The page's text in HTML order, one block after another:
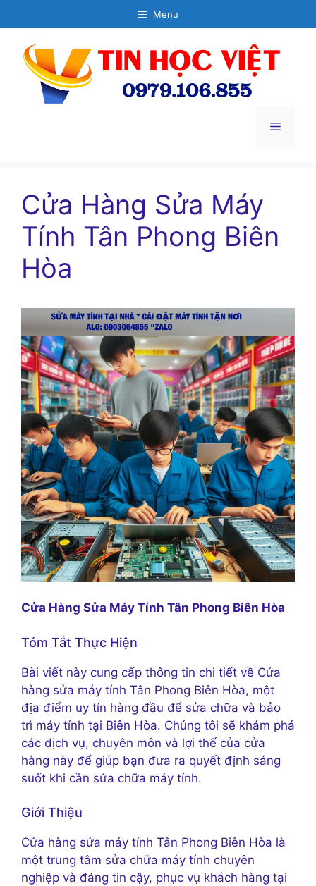
đến
dung
Menu
Menu
Cửa Hàng Sửa Máy
Tính Tân Phong Biên
Hòa
Cửa Hàng Sửa Máy Tính Tân Phong Biên Hòa
Tóm Tắt Thực Hiện
Bài viết này cung cấp thông tin chi tiết về Cửa
hàng sửa máy tính Tân Phong Biên Hòa, một
địa điểm uy tín hàng đầu để sửa chữa và bảo
trì máy tính tại Biên Hòa. Chúng tôi sẽ khám phá
các dịch vụ, chuyên môn và lợi thế của cửa
hàng này để giúp bạn đưa ra quyết định sáng
suốt khi cần sửa chữa máy tính.
Giới Thiệu
Cửa hàng sửa máy tính Tân Phong Biên Hòa là
một trung tâm sửa chữa máy tính chuyên
nghiệp và đáng tin cậy, phục vụ khách hàng tại